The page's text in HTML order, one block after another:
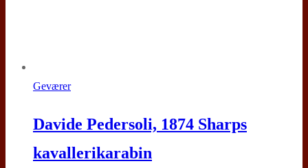
Geværer
Davide Pedersoli, 1874 Sharps
kavallerikarabin